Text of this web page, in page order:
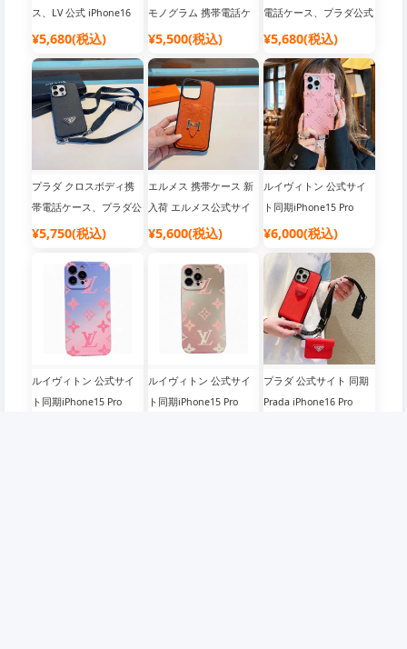
ス、LV 公式 iPhone16
Pro Max ケース Daphne
話ケース、すべてのボタ
ンが含まれ、ハイエンド
のハードウェア、ハイエ
ンドの高級感 [強い]
¥5,680(税込)
モノグラム 携帯電話ケ
ース、LV 公式 iPhone16
オールインクルーシブ携
帯電話ケース、高級高級
[強い]
¥5,500(税込)
電話ケース、プラダ公式
サイト iPhone16 Pro
ングルロゴチェーン、フ
ルシェルチェーン、クロ
スボディ携帯電話ケー
ス、純粋なハンドメイド
ダイヤモンド付き
¥5,680(税込)
プラダ クロスボディ携
帯電話ケース、プラダ公
式サイト iPhone16 Pro
ケース 要小型吊り袋、
要備考、メタルロゴ、ク
ロスグレインレザー ソ
フトエッジ フルパッケ
¥5,750(税込)
エルメス 携帯ケース 新
入荷 エルメス公式サイ
ト同期 iPhone16 Pro
ザー カードホルダー 携
帯ケース ブラック オレ
¥5,600(税込)
ルイヴィトン 公式サイ
ト同期iPhone15 Pro
Maxケース夏の新作モデ
帯電話ケース、斜め掛け
も可能！質感が超いいで
すね！
¥6,000(税込)
ルイヴィトン 公式サイ
ト同期iPhone15 Pro
ルイヴィトン 公式サイ
ト同期iPhone15 Pro
プラダ 公式サイト 同期
Prada iPhone16 Pro